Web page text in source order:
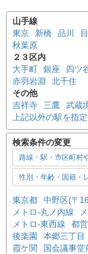
山手線
東京
新橋 品川
秋葉原
２３区内
大手町
銀座 四ツ
赤羽岩淵
北千住
その他
吉祥寺
三鷹 武蔵
上記以外の駅を指定
検索条件の変更
路線・駅・市区町村
性別・年齢・国籍・
東京都 中野区(〒
メトロ-丸ノ内線
メトロ-東西線
都
後楽園
本郷三丁目
霞ケ関
国会議事堂